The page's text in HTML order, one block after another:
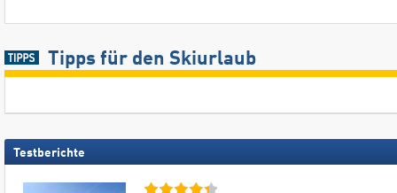
Tipps für den Skiurlaub
Testberichte